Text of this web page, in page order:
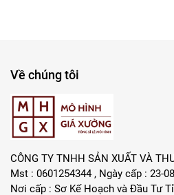
Về chúng tôi
CÔNG TY TNHH SẢN XUẤT VÀ
Mst : 0601254344 , Ngày cấp : 23-
Nơi cấp : Sơ Kế Hoạch và Đầu Tư